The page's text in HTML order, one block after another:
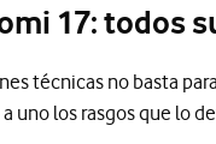
17: todos
técnicas no basta
uno los rasgos que lo